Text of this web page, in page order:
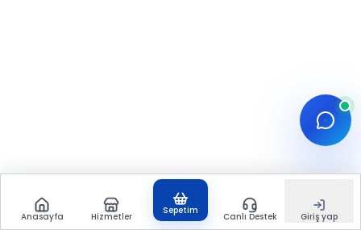
Anasayfa Hizmetler
Sepetim
Canlı Destek Giriş yap